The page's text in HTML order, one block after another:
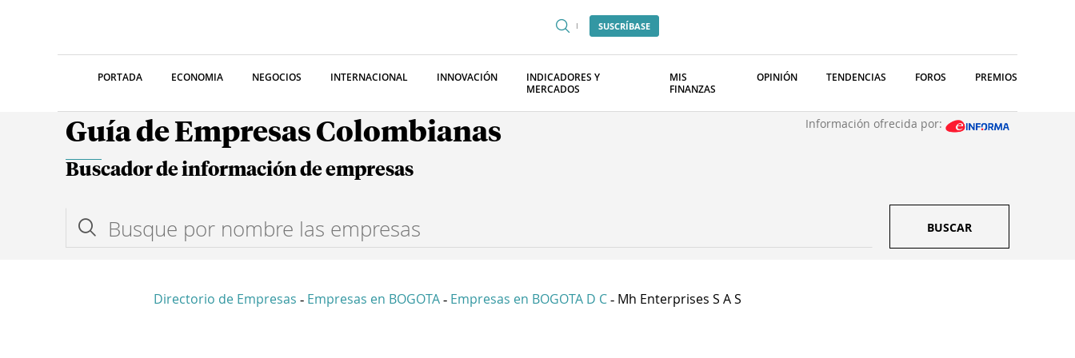
SUSCRÍBASE
PORTADA ECONOMIA NEGOCIOS INTERNACIONAL INNOVACIÓN
INDICADORES Y
MERCADOS
MIS
FINANZAS
OPINIÓN TENDENCIAS FOROS PREMIOS
Guía de Empresas Colombianas Información ofrecida por:
Buscador de información de empresas
BUSCAR
Directorio de Empresas - Empresas en BOGOTA - Empresas en BOGOTA D C - Mh Enterprises S A S